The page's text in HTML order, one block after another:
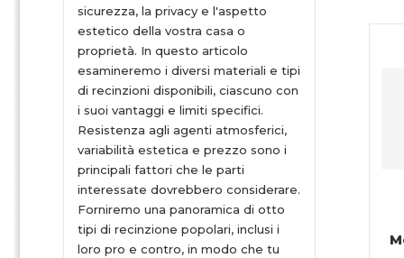
sicurezza, la privacy e l'aspetto
estetico della vostra casa o
proprietà. In questo articolo
esamineremo i diversi materiali e tipi
di recinzioni disponibili, ciascuno con
i suoi vantaggi e limiti specifici.
Resistenza agli agenti atmosferici,
variabilità estetica e prezzo sono i
principali fattori che le parti
interessate dovrebbero considerare.
Forniremo una panoramica di otto
tipi di recinzione popolari, inclusi i
loro pro e contro, in modo che tu